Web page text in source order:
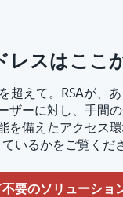
レスはここ
超えて。RSAが、
ザーに対し、手間
を備えたアクセス
いるかをご覧くだ
要のソリューショ